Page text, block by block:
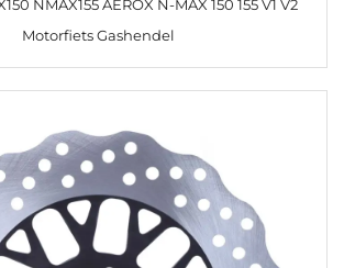
NMAX155 AEROX N-MAX 150 155 V1 V2
Motorfiets Gashendel